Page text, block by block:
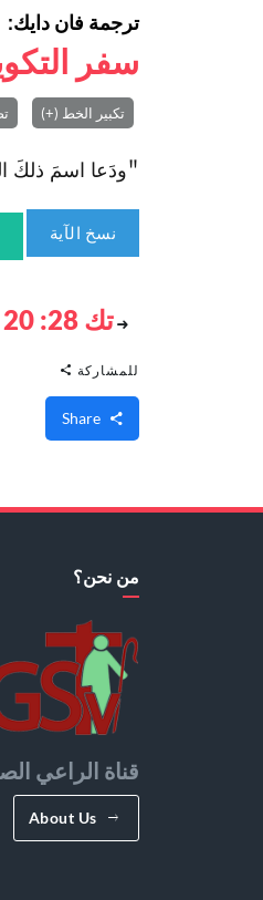
ترجمة فان دايك:
سفر
تكبير الخط (+)
"ودَعا اسمَ ذلكَ
نسخ الآية
تك 28: 20
للمشاركة
من نحن؟
قناة الراعي
About Us